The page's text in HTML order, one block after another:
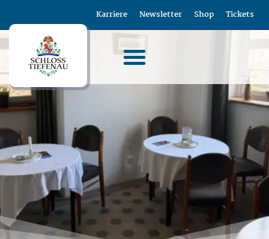
Karriere Newsletter Shop Tickets